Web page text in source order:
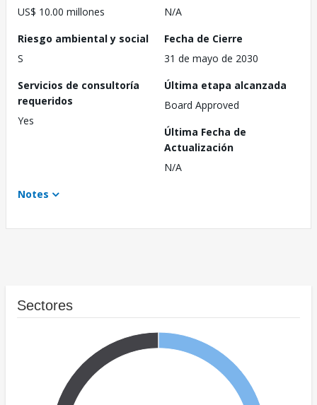
US$ 10.00 millones
N/A
Riesgo ambiental y social
S
Fecha de Cierre
31 de mayo de 2030
Servicios de consultoría
requeridos
Yes
Última etapa alcanzada
Board Approved
Última Fecha de
Actualización
N/A
Notes
Sectores